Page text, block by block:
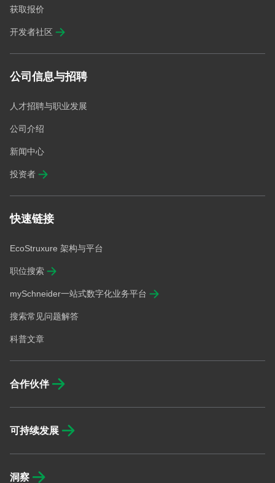
获取报价
开发者社区
公司信息与招聘
人才招聘与职业发展
公司介绍
新闻中心
投资者
快速链接
EcoStruxure 架构与平台
职位搜索
mySchneider一站式数字化业务平台
搜索常见问题解答
科普文章
合作伙伴
可持续发展
洞察